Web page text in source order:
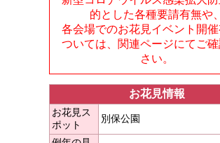
的とした各種要請有無や、
各会場でのお花見イベント開催
ついては、関連ページにてご
さい。
お花見情報
お花見ス
ポット
別保公園